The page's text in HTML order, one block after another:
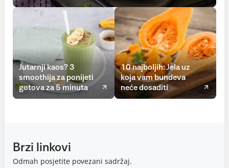
Jutarnji kaos? 3
smoothija za ponijeti
gotova za 5 minuta
10 najboljih: Jela uz
koja vam bundeva
neće dosaditi
Brzi linkovi
Odmah posjetite povezani sadržaj.